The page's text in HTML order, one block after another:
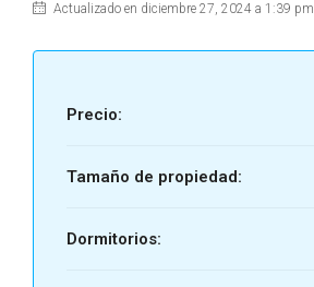
Actualizado en diciembre 27, 2024 a 1:39 pm
Precio:
Tamaño de propiedad:
Dormitorios: